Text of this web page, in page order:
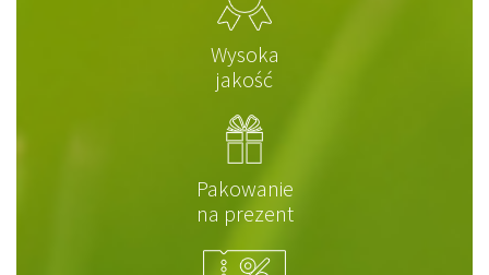
Wysoka
jakość
Pakowanie
na prezent